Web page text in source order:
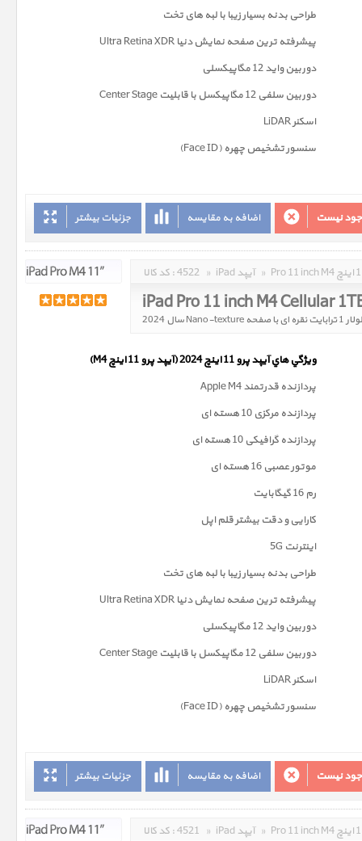
طراحی بدنه بسیار زیبا با لبه های تخت
پیشرفته ترین صفحه نمايش دنیا Ultra Retina XDR
دوربين واید 12 مگاپیکسلی
دوربین سلفی 12 مگاپیکسل با قابلیت Center Stage
اسکنر LiDAR
سنسور تشخیص چهره (Face ID)
جزئیات بیشتر اضافه به مقایسه نیست
کد کالا : 4522 » iPad آیپد »
ويژگي هاي آيپد پرو 11 اینچ 2024 (آیپد پرو 11 اینچ M4)
پردازنده قدرتمند Apple M4
پردازنده مرکزی 10 هسته ای
پردازنده گرافیکی 10 هسته ای
موتور عصبی 16 هسته ای
رم 16 گیگابایت
کارایی و دقت بیشتر قلم اپل
اینترنت 5G
طراحی بدنه بسیار زیبا با لبه های تخت
پیشرفته ترین صفحه نمايش دنیا Ultra Retina XDR
دوربين واید 12 مگاپیکسلی
دوربین سلفی 12 مگاپیکسل با قابلیت Center Stage
اسکنر LiDAR
سنسور تشخیص چهره (Face ID)
جزئیات بیشتر اضافه به مقایسه نیست
کد کالا : 4521 » iPad آیپد »